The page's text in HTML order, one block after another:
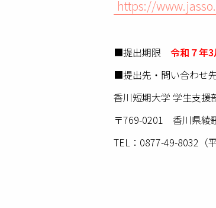
https://
■提出期限 令和７年
■提出先・問い合わせ
香川短期大学 学生支援
〒769-0201 香川県綾
TEL：0877-49-8032（